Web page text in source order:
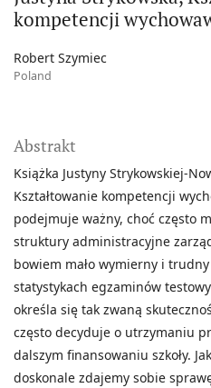
kompetencji
Robert Szymiec
Poland
Abstrakt
Książka Justyny Strykowskiej-
Kształtowanie kompetencji
podejmuje ważny, choć często
struktury administracyjne
bowiem mało wymierny i
statystykach egzaminów
określa się tak zwaną
często decyduje o utrzymaniu
dalszym finansowaniu szkoły.
doskonale zdajemy sobie